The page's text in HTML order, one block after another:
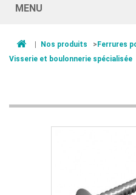
MENU
| Nos produits >Ferrures
Visserie et boulonnerie spécialisée